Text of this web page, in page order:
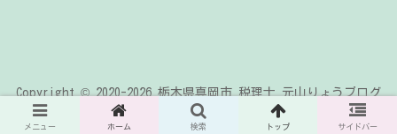
Copyright © 2020-2026 栃木県真岡市 税理士 元山りょうブログ
All Rights Reserved.
メニュー ホーム 検索 トップ サイドバー